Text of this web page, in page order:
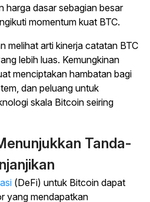
harga dasar sebagian besar
momentum kuat BTC.
melihat arti kinerja catatan BTC
lebih luas. Kemungkinan
menciptakan hambatan bagi
dan peluang untuk
skala Bitcoin seiring
Tanda-
(DeFi) untuk Bitcoin dapat
yang mendapatkan